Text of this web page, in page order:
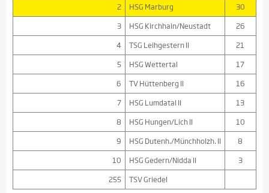
2
HSG Marburg
30
3
HSG Kirchhain/Neustadt
26
4
TSG Leihgestern II
21
5
HSG Wettertal
17
6
TV Hüttenberg II
16
7
HSG Lumdatal II
13
8
HSG Hungen/Lich II
10
9
HSG Dutenh./Münchholzh. II
8
10
HSG Gedern/Nidda II
3
255
TSV Griedel